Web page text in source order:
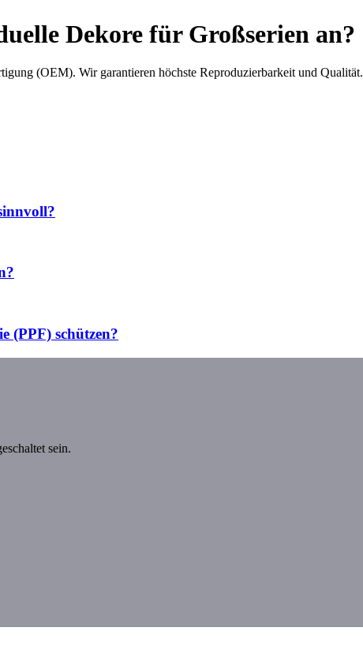
Dekore für Großserien an?
(OEM). Wir garantieren höchste Reproduzierbarkeit und Qualität.
(PPF) schützen?
sein.